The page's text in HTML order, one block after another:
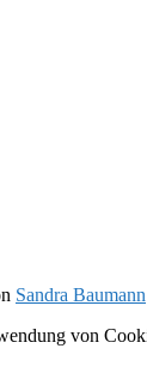
Sandra Baumann
von